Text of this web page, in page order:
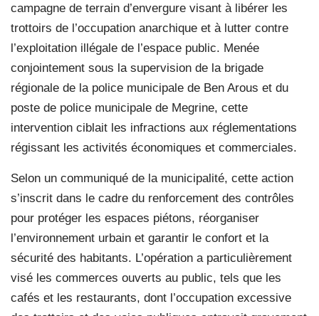
campagne de terrain d’envergure visant à libérer les
trottoirs de l’occupation anarchique et à lutter contre
l’exploitation illégale de l’espace public. Menée
conjointement sous la supervision de la brigade
régionale de la police municipale de Ben Arous et du
poste de police municipale de Megrine, cette
intervention ciblait les infractions aux réglementations
régissant les activités économiques et commerciales.
Selon un communiqué de la municipalité, cette action
s’inscrit dans le cadre du renforcement des contrôles
pour protéger les espaces piétons, réorganiser
l’environnement urbain et garantir le confort et la
sécurité des habitants. L’opération a particulièrement
visé les commerces ouverts au public, tels que les
cafés et les restaurants, dont l’occupation excessive